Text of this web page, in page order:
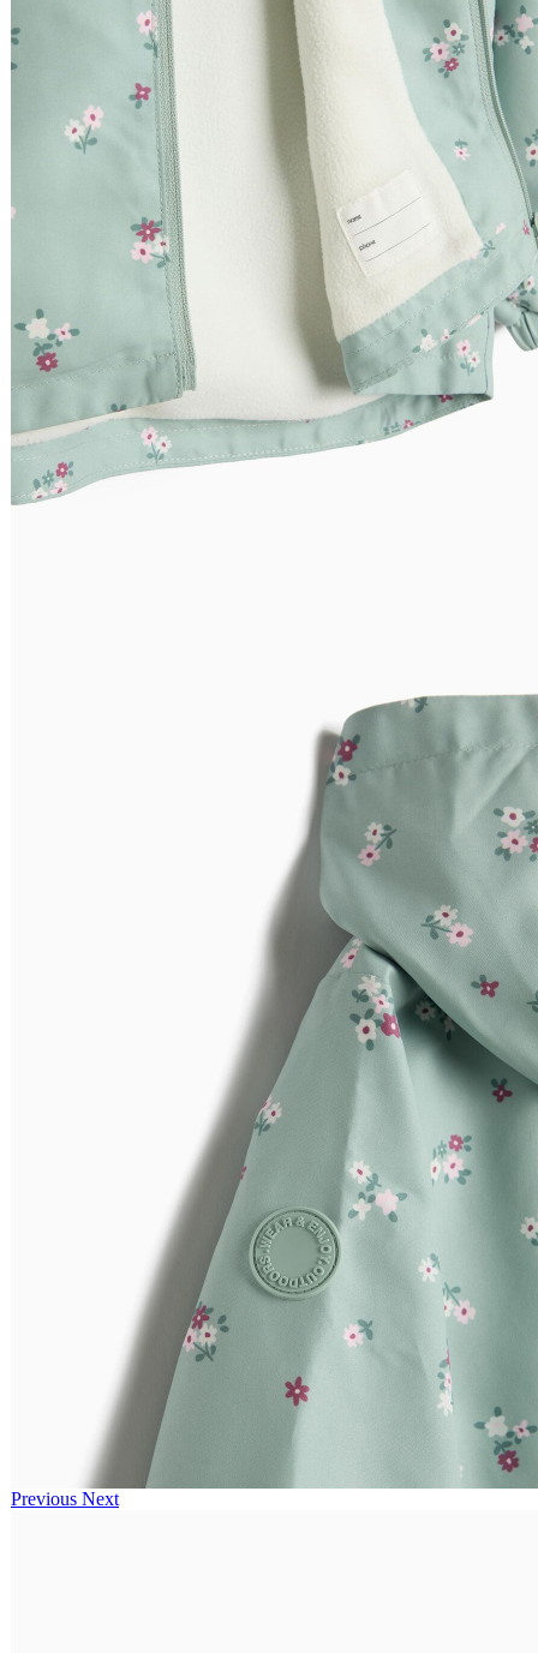
Previous Next